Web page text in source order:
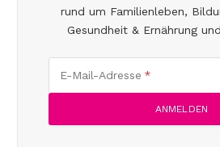
rund um Familienleben,
Gesundheit & Ernährung
E-Mail-Adresse